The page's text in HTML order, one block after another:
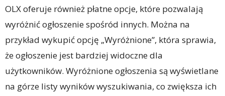
OLX oferuje również płatne opcje, które pozwalają
wyróżnić ogłoszenie spośród innych. Można na
przykład wykupić opcję „Wyróżnione”, która sprawia,
że ogłoszenie jest bardziej widoczne dla
użytkowników. Wyróżnione ogłoszenia są wyświetlane
na górze listy wyników wyszukiwania, co zwiększa ich